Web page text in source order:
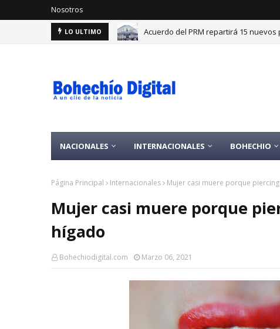
Nosotros
LO ULTIMO Acuerdo del PRM repartirá 15 nuevos
NACIONALES INTERNACIONALES BOHECHIO
Página Principal Internacionales Mujer casi muere porque
Mujer casi muere porque
hígado
Bohechiodigital.com Marzo 06, 2021